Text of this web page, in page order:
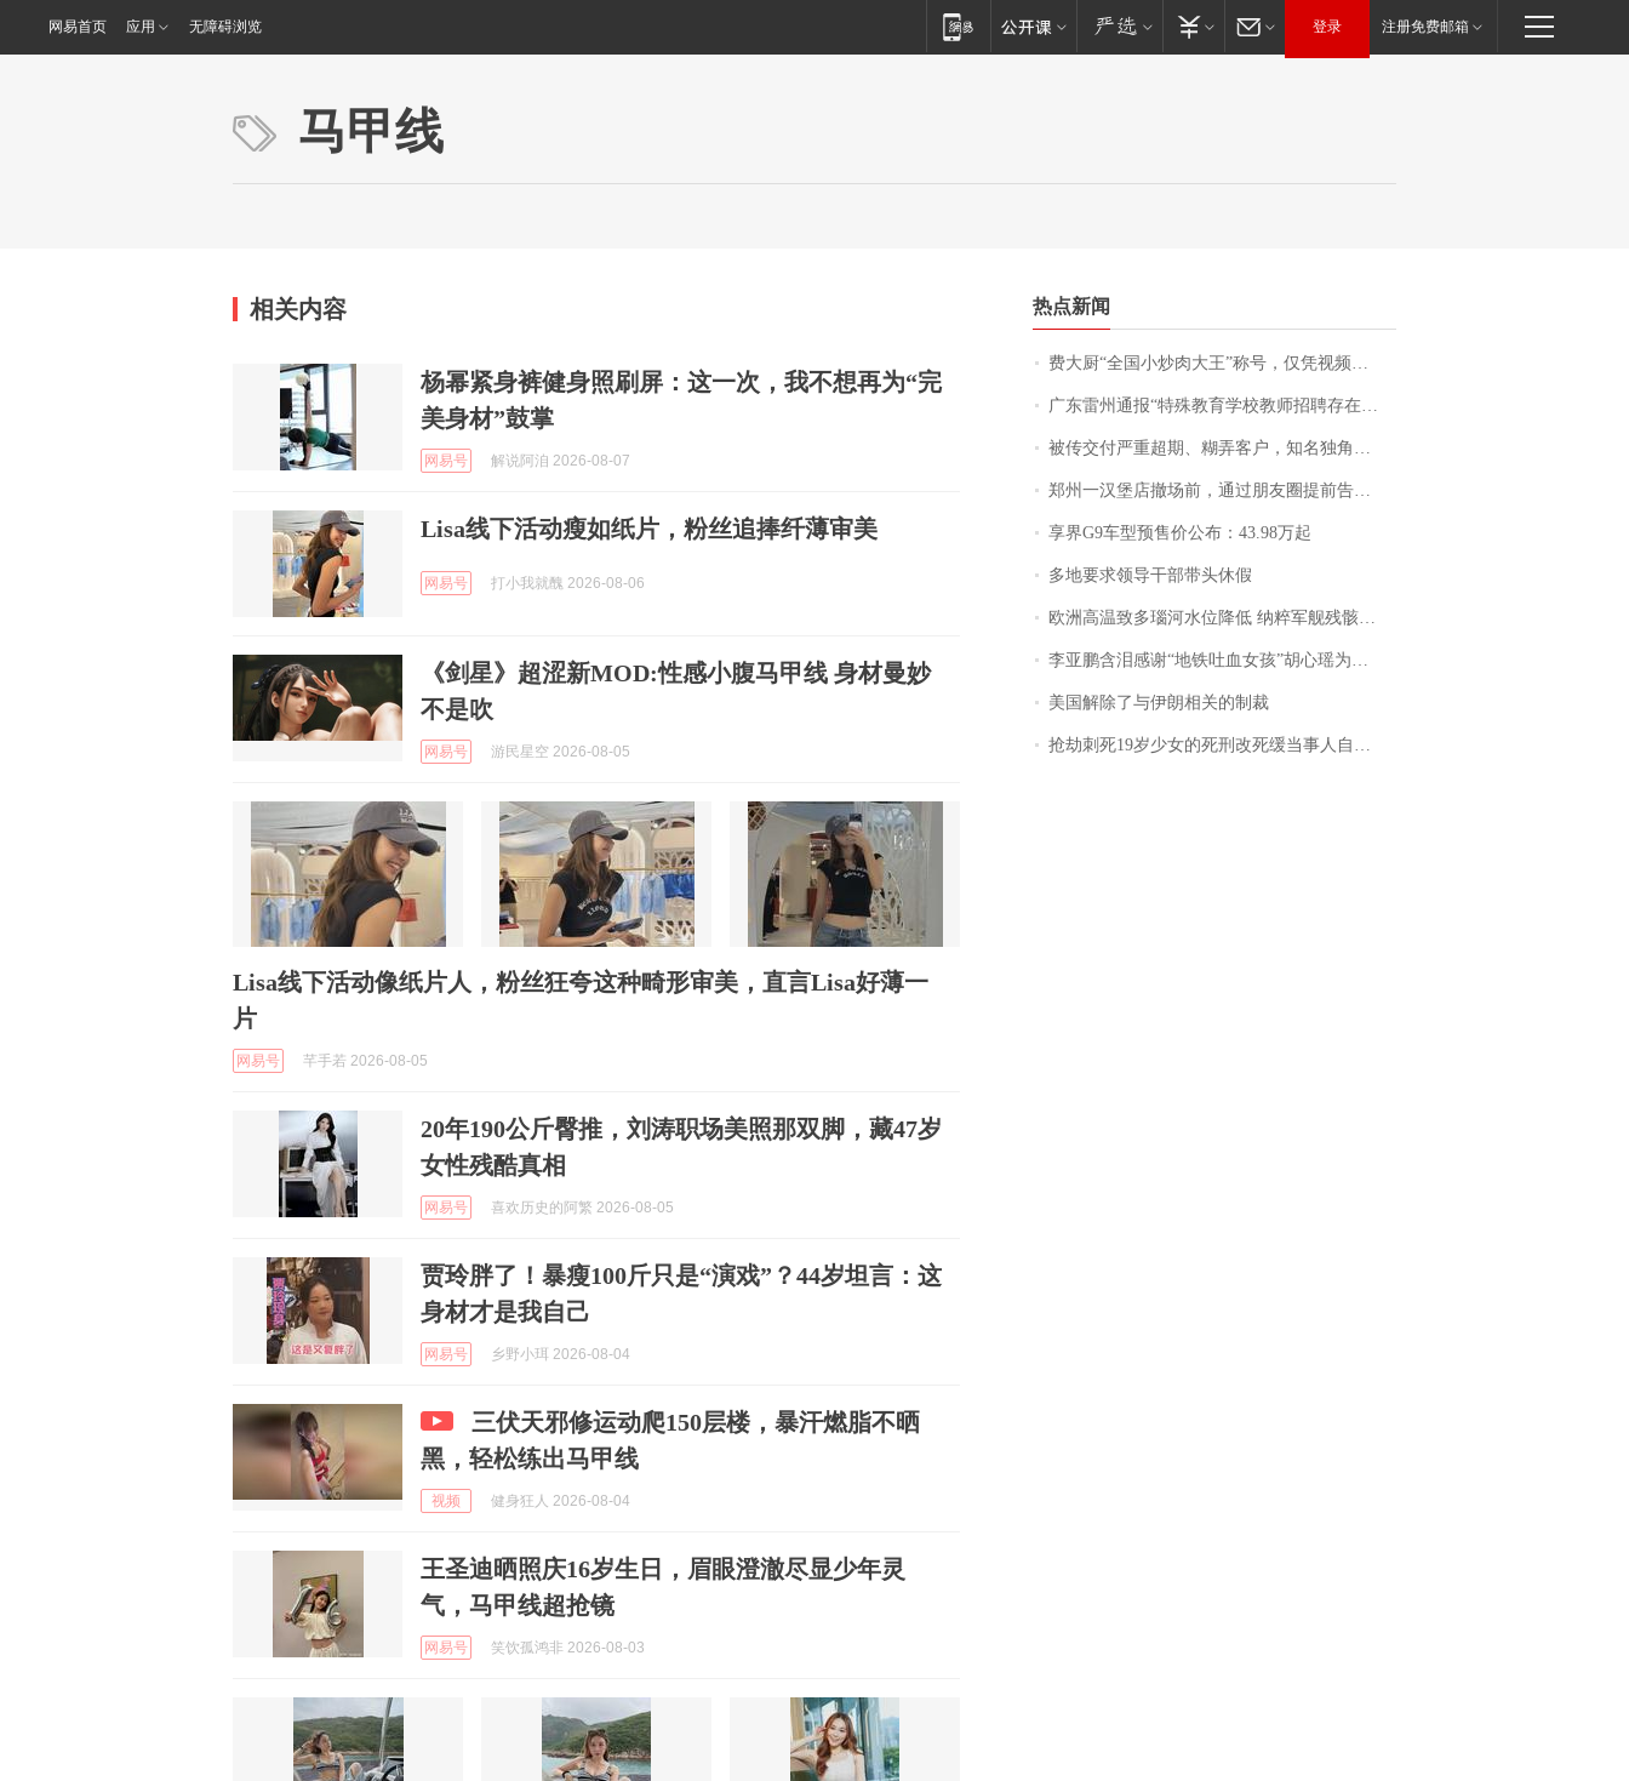
网易首页 应用 无障碍浏览 登录 注册免费邮箱
马甲线
相关内容
杨幂紧身裤健身照刷屏：这一次，我不想再为“完
美身材”鼓掌
网易号 解说阿洎 2026-08-07
Lisa线下活动瘦如纸片，粉丝追捧纤薄审美
网易号 打小我就醜 2026-08-06
《剑星》超涩新MOD:性感小腹马甲线 身材曼妙
不是吹
网易号 游民星空 2026-08-05
Lisa线下活动像纸片人，粉丝狂夸这种畸形审美，直言Lisa好薄一
片
网易号 芊手若 2026-08-05
20年190公斤臀推，刘涛职场美照那双脚，藏47岁
女性残酷真相
网易号 喜欢历史的阿繁 2026-08-05
贾玲胖了！暴瘦100斤只是“演戏”？44岁坦言：这
身材才是我自己
网易号 乡野小珥 2026-08-04
三伏天邪修运动爬150层楼，暴汗燃脂不晒
黑，轻松练出马甲线
视频 健身狂人 2026-08-04
王圣迪晒照庆16岁生日，眉眼澄澈尽显少年灵
气，马甲线超抢镜
网易号 笑饮孤鸿非 2026-08-03
热点新闻
费大厨“全国小炒肉大王”称号，仅凭视频评出？中国烹饪协会回应
广东雷州通报“特殊教育学校教师招聘存在违规行为”：已启动问责程序 副校长被停职
被传交付严重超期、糊弄客户，知名独角兽车企创始人回应：都没证据，将依法采取措施，“本人长期与美国交管局保持沟通，对方表示肯定”
郑州一汉堡店撤场前，通过朋友圈提前告知逐一退费，有顾客仅剩1元也全被退回，分文不少；顾客：言而有信，让人感动
享界G9车型预售价公布：43.98万起
多地要求领导干部带头休假
欧洲高温致多瑙河水位降低 纳粹军舰残骸重见天日
李亚鹏含泪感谢“地铁吐血女孩”胡心瑶为嫣然天使捐99999元：这份捐赠太沉重，尊重其捐赠意愿，个人向胡心瑶和她的病友之家各捐赠99999元
美国解除了与伊朗相关的制裁
抢劫刺死19岁少女的死刑改死缓当事人自述：出狱11年间始终刻意躲避被害人家属